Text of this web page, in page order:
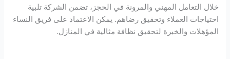
خلال التعامل المهني والمرونة في الحجز، تضمن الشركة تلبية
احتياجات العملاء وتحقيق رضاهم. يمكن الاعتماد على فريق النساء
المؤهلات والخبرة لتحقيق نظافة مثالية في المنازل.